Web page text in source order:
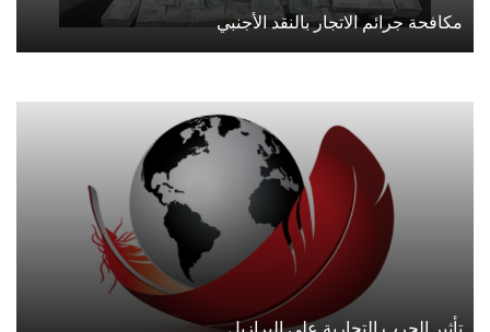
مكافحة جرائم الاتجار بالنقد الأجنبي
تأثير الحرب التجارية على البرازيل